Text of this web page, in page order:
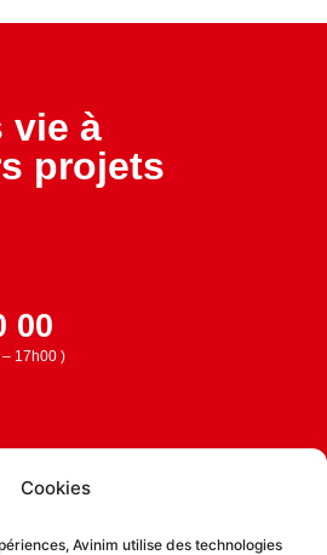
Cookies
Avinim utilise des technologies
vie à
projets
00
17h00 )